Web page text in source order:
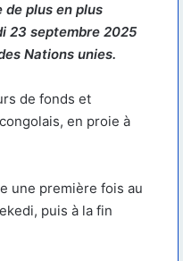
de plus en plus
23 septembre 2025
Nations unies.
de fonds et
en proie à
une première fois au
puis à la fin